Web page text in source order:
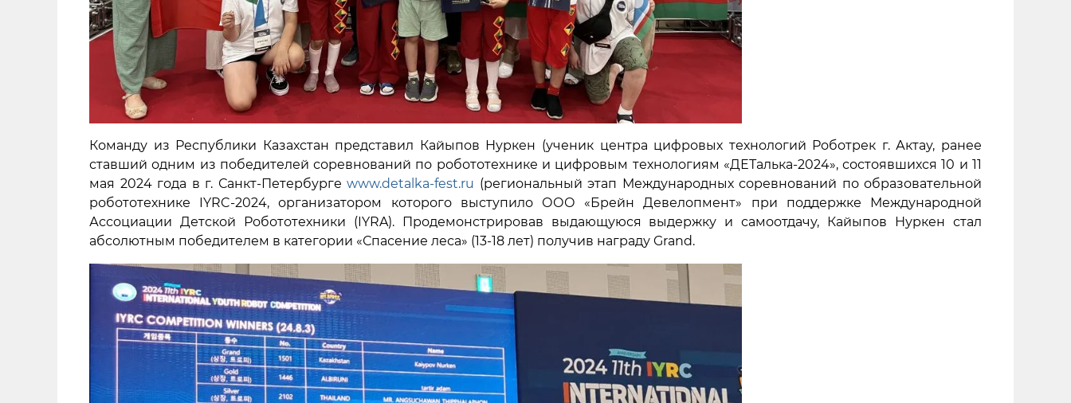
Команду из Республики Казахстан представил Кайыпов Нуркен (ученик центра цифровых технологий Роботрек г. Актау, ранее
ставший одним из победителей соревнований по робототехнике и цифровым технологиям «ДЕТалька-2024», состоявшихся 10 и 11
мая 2024 года в г. Санкт-Петербурге www.detalka-fest.ru (региональный этап Международных соревнований по образовательной
робототехнике IYRC-2024, организатором которого выступило ООО «Брейн Девелопмент» при поддержке Международной
Ассоциации Детской Робототехники (IYRA). Продемонстрировав выдающуюся выдержку и самоотдачу, Кайыпов Нуркен стал
абсолютным победителем в категории «Спасение леса» (13-18 лет) получив награду Grand.